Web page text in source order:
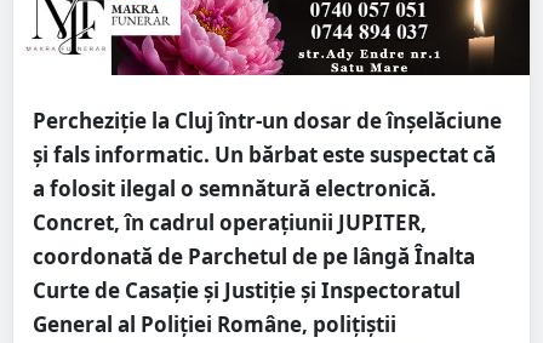
Percheziție la Cluj într-un dosar de înșelăciune
și fals informatic. Un bărbat este suspectat că
a folosit ilegal o semnătură electronică.
Concret, în cadrul operațiunii JUPITER,
coordonată de Parchetul de pe lângă Înalta
Curte de Casație și Justiție și Inspectoratul
General al Poliției Române, polițiștii